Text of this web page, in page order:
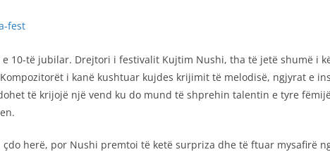
10-të jubilar. Drejtori i festivalit Kujtim Nushi, tha të jetë shumë i
i kanë kushtuar kujdes krijimit të melodisë, ngjyrat e
të krijojë një vend ku do mund të shprehin talentin e tyre
herë, por Nushi premtoi të ketë surpriza dhe të ftuar mysafirë